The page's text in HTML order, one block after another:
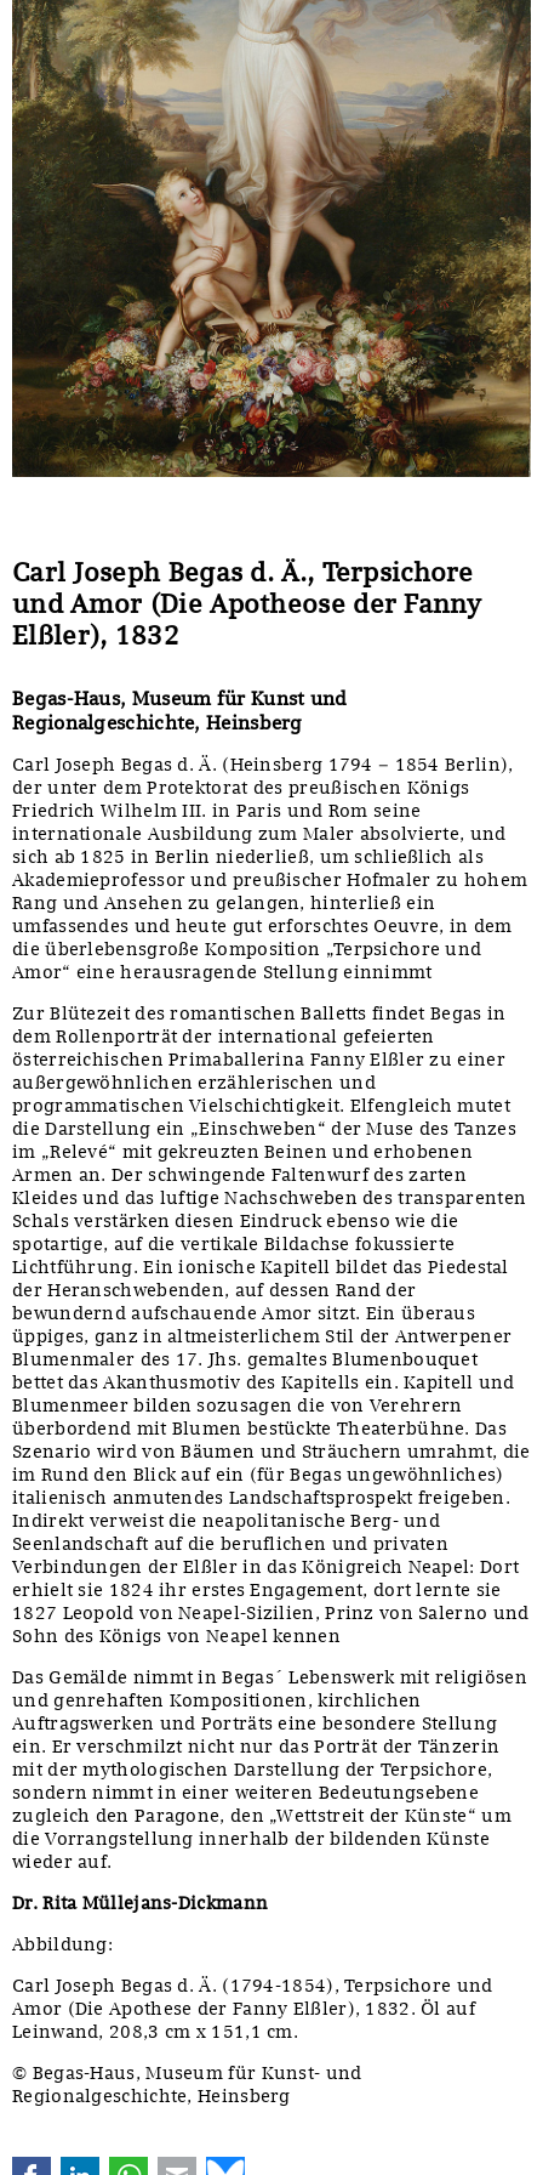
Carl Joseph Begas d. Ä., Terpsichore
und Amor (Die Apotheose der Fanny
Elßler), 1832
Begas-Haus, Museum für Kunst und
Regionalgeschichte, Heinsberg
Carl Joseph Begas d. Ä. (Heinsberg 1794 – 1854 Berlin),
der unter dem Protektorat des preußischen Königs
Friedrich Wilhelm III. in Paris und Rom seine
internationale Ausbildung zum Maler absolvierte, und
sich ab 1825 in Berlin niederließ, um schließlich als
Akademieprofessor und preußischer Hofmaler zu hohem
Rang und Ansehen zu gelangen, hinterließ ein
umfassendes und heute gut erforschtes Oeuvre, in dem
die überlebensgroße Komposition „Terpsichore und
Amor“ eine herausragende Stellung einnimmt
Zur Blütezeit des romantischen Balletts findet Begas in
dem Rollenporträt der international gefeierten
österreichischen Primaballerina Fanny Elßler zu einer
außergewöhnlichen erzählerischen und
programmatischen Vielschichtigkeit. Elfengleich mutet
die Darstellung ein „Einschweben“ der Muse des Tanzes
im „Relevé“ mit gekreuzten Beinen und erhobenen
Armen an. Der schwingende Faltenwurf des zarten
Kleides und das luftige Nachschweben des transparenten
Schals verstärken diesen Eindruck ebenso wie die
spotartige, auf die vertikale Bildachse fokussierte
Lichtführung. Ein ionische Kapitell bildet das Piedestal
der Heranschwebenden, auf dessen Rand der
bewundernd aufschauende Amor sitzt. Ein überaus
üppiges, ganz in altmeisterlichem Stil der Antwerpener
Blumenmaler des 17. Jhs. gemaltes Blumenbouquet
bettet das Akanthusmotiv des Kapitells ein. Kapitell und
Blumenmeer bilden sozusagen die von Verehrern
überbordend mit Blumen bestückte Theaterbühne. Das
Szenario wird von Bäumen und Sträuchern umrahmt, die
im Rund den Blick auf ein (für Begas ungewöhnliches)
italienisch anmutendes Landschaftsprospekt freigeben.
Indirekt verweist die neapolitanische Berg- und
Seenlandschaft auf die beruflichen und privaten
Verbindungen der Elßler in das Königreich Neapel: Dort
erhielt sie 1824 ihr erstes Engagement, dort lernte sie
1827 Leopold von Neapel-Sizilien, Prinz von Salerno und
Sohn des Königs von Neapel kennen
Das Gemälde nimmt in Begas´ Lebenswerk mit religiösen
und genrehaften Kompositionen, kirchlichen
Auftragswerken und Porträts eine besondere Stellung
ein. Er verschmilzt nicht nur das Porträt der Tänzerin
mit der mythologischen Darstellung der Terpsichore,
sondern nimmt in einer weiteren Bedeutungsebene
zugleich den Paragone, den „Wettstreit der Künste“ um
die Vorrangstellung innerhalb der bildenden Künste
wieder auf.
Dr. Rita Müllejans-Dickmann
Abbildung:
Carl Joseph Begas d. Ä. (1794-1854), Terpsichore und
Amor (Die Apothese der Fanny Elßler), 1832. Öl auf
Leinwand, 208,3 cm x 151,1 cm.
© Begas-Haus, Museum für Kunst- und
Regionalgeschichte, Heinsberg
FacebookLinkedInWhatsApp
E-mail
Sonstiges